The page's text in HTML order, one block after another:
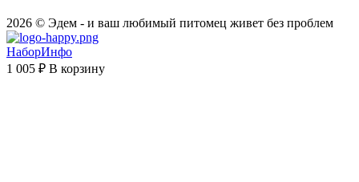
2026 © Эдем - и ваш любимый питомец живет без проблем
НаборИнфо
1 005 ₽ В корзину